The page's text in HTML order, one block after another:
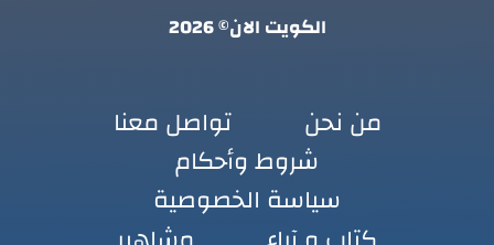
الكويت الان© 2026
من نحن
تواصل معنا
شروط وأحكام
سياسة الخصوصية